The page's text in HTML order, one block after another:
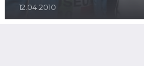
12.04.2010